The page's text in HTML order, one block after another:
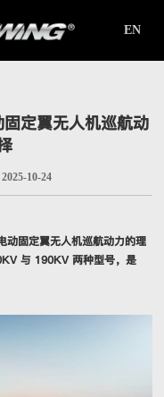
EN
定翼无人机巡航动
10-24
动固定翼无人机巡航动力的理
与 190KV 两种型号，是